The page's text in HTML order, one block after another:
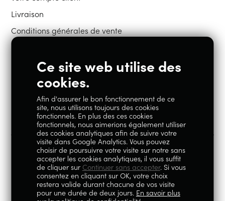
Livraison
Conditions générales de vente
Restons en contact
Instagram Facebook
100% Liégeois est un concept de la société Geoby SRL, TVA
BE0759.717.658, sise Avenue Reine Elisabeth 5 à 4020 Liège.
© 2026
Mentions légales | Politique de
Ce site web utilise des
cookies.
Afin d'assurer le bon fonctionnement de ce
site, nous utilisons toujours des cookies
fonctionnels. En plus des ces cookies
fonctionnels, nous aimerions également utiliser
des cookies analytiques afin de suivre votre
visite dans Google Analytics. Vous pouvez
choisir de poursuivre votre visite sur notre sans
accepter les cookies analytiques, il vous suffit
de cliquer sur Continuer sans accepter. Si vous
consentez en cliquant sur OK, votre choix
restera valide durant chacune de vos visite
pour une durée de deux jours. En savoir plus